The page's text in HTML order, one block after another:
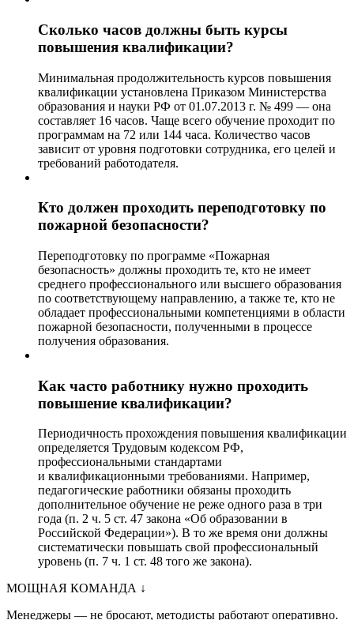
Сколько часов должны быть курсы
повышения квалификации?
Минимальная продолжительность курсов повышения
квалификации установлена Приказом Министерства
образования и науки РФ от 01.07.2013 г. № 499 — она
составляет 16 часов. Чаще всего обучение проходит по
программам на 72 или 144 часа. Количество часов
зависит от уровня подготовки сотрудника, его целей и
требований работодателя.
Кто должен проходить переподготовку по
пожарной безопасности?
Переподготовку по программе «Пожарная
безопасность» должны проходить те, кто не имеет
среднего профессионального или высшего образования
по соответствующему направлению, а также те, кто не
обладает профессиональными компетенциями в области
пожарной безопасности, полученными в процессе
получения образования.
Как часто работнику нужно проходить
повышение квалификации?
Периодичность прохождения повышения квалификации
определяется Трудовым кодексом РФ,
профессиональными стандартами
и квалификационными требованиями. Например,
педагогические работники обязаны проходить
дополнительное обучение не реже одного раза в три
года (п. 2 ч. 5 ст. 47 закона «Об образовании в
Российской Федерации»). В то же время они должны
систематически повышать свой профессиональный
уровень (п. 7 ч. 1 ст. 48 того же закона).
МОЩНАЯ КОМАНДА ↓
Менеджеры — не бросают, методисты работают оперативно.